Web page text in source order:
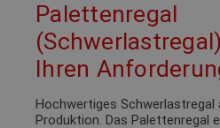
Palettenregal
Ihren
Hochwertiges Schwerlastregal
Produktion. Das Palettenregal